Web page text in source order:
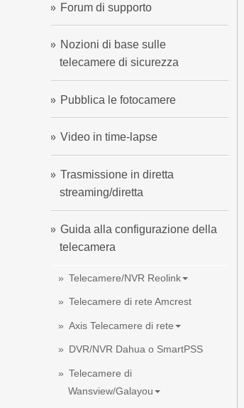
Forum di supporto
Nozioni di base sulle
telecamere di sicurezza
Pubblica le fotocamere
Video in time-lapse
Trasmissione in diretta
streaming/diretta
Guida alla configurazione della
telecamera
Telecamere/NVR Reolink
Telecamere di rete Amcrest
Axis Telecamere di rete
DVR/NVR Dahua o SmartPSS
Telecamere di
Wansview/Galayou